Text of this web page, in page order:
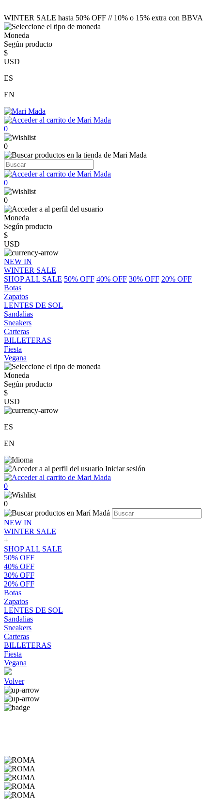
WINTER SALE hasta 50% OFF // 10% o 15% extra con BBVA
Moneda
Según producto
$
USD
ES
EN
0
0
0
0
Moneda
Según producto
$
USD
NEW IN
WINTER SALE
SHOP ALL SALE 50% OFF 40% OFF 30% OFF 20% OFF
Botas
Zapatos
LENTES DE SOL
Sandalias
Sneakers
Carteras
BILLETERAS
Fiesta
Vegana
Moneda
Según producto
$
USD
ES
EN
Iniciar sesión
0
0
NEW IN
WINTER SALE
+
SHOP ALL SALE
50% OFF
40% OFF
30% OFF
20% OFF
Botas
Zapatos
LENTES DE SOL
Sandalias
Sneakers
Carteras
BILLETERAS
Fiesta
Vegana
Volver